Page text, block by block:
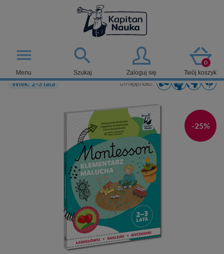

Szukaj Zaloguj się
0
Twój koszyk
menu
Menu
Wiek: 2-3 lata Umiejętności:
-25%